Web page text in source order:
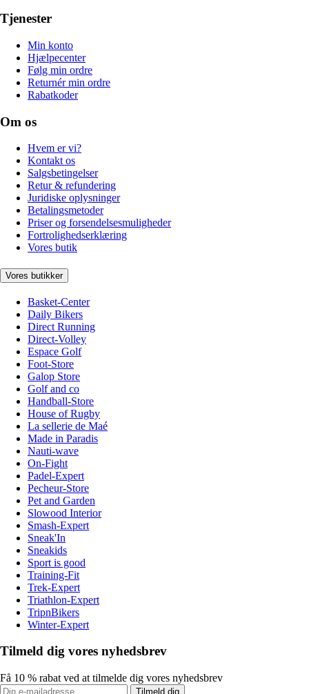
Tjenester
Min konto
Hjælpecenter
Følg min ordre
Returnér min ordre
Rabatkoder
Om os
Hvem er vi?
Kontakt os
Salgsbetingelser
Retur & refundering
Juridiske oplysninger
Betalingsmetoder
Priser og forsendelsesmuligheder
Fortrolighedserklæring
Vores butik
Vores butikker
Basket-Center
Daily Bikers
Direct Running
Direct-Volley
Espace Golf
Foot-Store
Galop Store
Golf and co
Handball-Store
House of Rugby
La sellerie de Maé
Made in Paradis
Nauti-wave
On-Fight
Padel-Expert
Pecheur-Store
Pet and Garden
Slowood Interior
Smash-Expert
Sneak'In
Sneakids
Sport is good
Training-Fit
Trek-Expert
Triathlon-Expert
TripnBikers
Winter-Expert
Tilmeld dig vores nyhedsbrev
Få 10 % rabat ved at tilmelde dig vores nyhedsbrev
Tilmeld dig